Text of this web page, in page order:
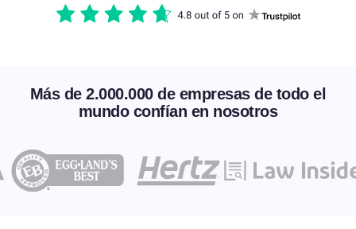
Más de 2.000.000 de empresas de todo el
mundo confían en nosotros